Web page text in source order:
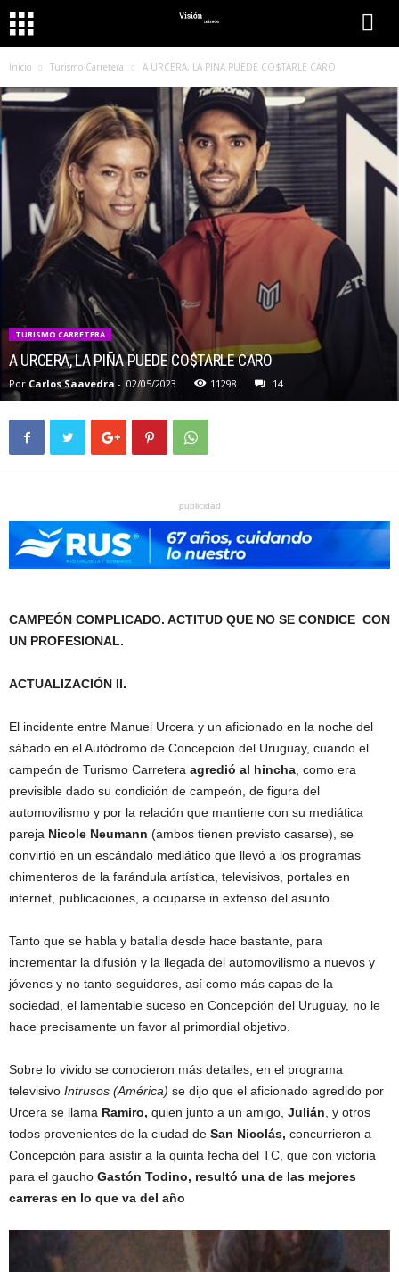
Inicio Turismo Carretera A URCERA, LA PIÑA PUEDE CO$TARLE CARO
TURISMO CARRETERA
A URCERA, LA PIÑA PUEDE CO$TARLE CARO
Por Carlos Saavedra - 02/05/2023 11298 14
publicidad
CAMPEÓN COMPLICADO. ACTITUD QUE NO SE CONDICE CON
UN PROFESIONAL.
ACTUALIZACIÓN II.
El incidente entre Manuel Urcera y un aficionado en la noche del
sábado en el Autódromo de Concepción del Uruguay, cuando el
campeón de Turismo Carretera agredió al hincha , como era
previsible dado su condición de campeón, de figura del
automovilismo y por la relación que mantiene con su mediática
pareja Nicole Neumann (ambos tienen previsto casarse), se
convirtió en un escándalo mediático que llevó a los programas
chimenteros de la farándula artística, televisivos, portales en
internet, publicaciones, a ocuparse in extenso del asunto.
Tanto que se habla y batalla desde hace bastante, para
incrementar la difusión y la llegada del automovilismo a nuevos y
jóvenes y no tanto seguidores, así como más capas de la
sociedad, el lamentable suceso en Concepción del Uruguay, no le
hace precisamente un favor al primordial objetivo.
Sobre lo vivido se conocieron más detalles, en el programa
televisivo Intrusos (América) se dijo que el aficionado agredido por
Urcera se llama Ramiro, quien junto a un amigo, Julián , y otros
todos provenientes de la ciudad de San Nicolás, concurrieron a
Concepción para asistir a la quinta fecha del TC, que con victoria
para el gaucho Gastón Todino, resultó una de las mejores
carreras en lo que va del año